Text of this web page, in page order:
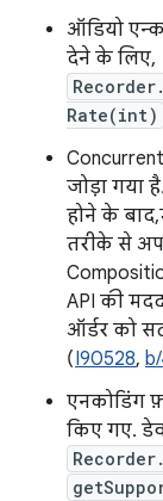
ऑडियो
देने के लिए,
Rate(int)
जोड़ा गया
होने के
तरीके से
API की
ऑर्डर को
(I90528,
एनकोडिंग
किए गए.